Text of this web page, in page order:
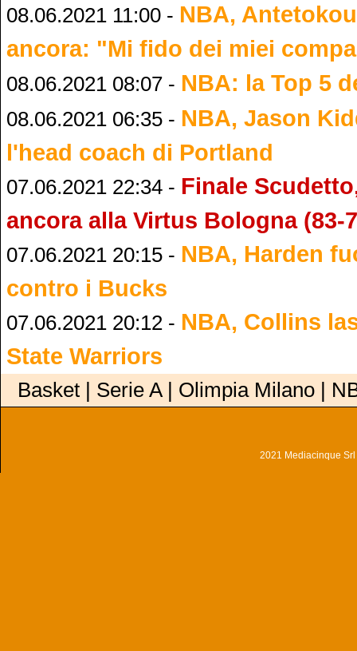
08.06.2021 11:00 - NBA,
ancora: "Mi fido dei miei
08.06.2021 08:07 - NBA: la Top 5
08.06.2021 06:35 - NBA, Jason
l'head coach di Portland
07.06.2021 22:34 - Finale
ancora alla Virtus Bologna (83-
07.06.2021 20:15 - NBA, Harden
contro i Bucks
07.06.2021 20:12 - NBA, Collins
State Warriors
Basket | Serie A | Olimpia Milano |
2021 Mediacinque Srl